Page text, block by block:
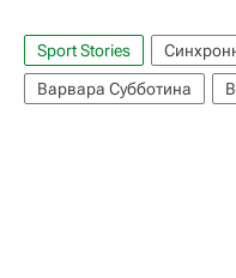
Sport Stories
Варвара Субботина